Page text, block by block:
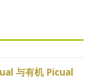
与有机 Picual